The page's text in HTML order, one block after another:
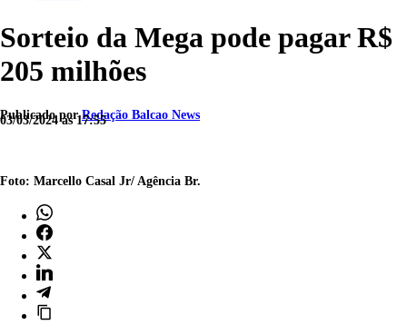
Sorteio da Mega pode pagar R$
205 milhões
Publicado porRedação Balcao News
03/03/2024 às 17:55
Foto: Marcello Casal Jr/ Agência Br.